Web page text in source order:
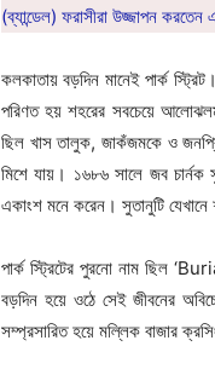
(ব্যান্ডেল) ফরাসীরা উজ্জাপন
কলকাতায় বড়দিন মানেই পার্ক
পরিণত হয় শহরের সবচেয়ে
ছিল খাস তালুক, জাকঁজমকে ও
মিশে যায়। ১৬৮৬ সালে জব চার্নক
একাংশ মনে করেন। সুতানুটি যেখানে
পার্ক স্ট্রিটের পুরনো নাম ছিল
বড়দিন হয়ে ওঠে সেই জীবনের
সম্প্রসারিত হয়ে মল্লিক বাজার